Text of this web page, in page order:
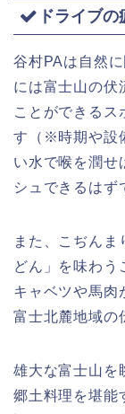
ドライブ
谷村PAは自然
には富士山の伏
ことができるス
す（※時期や設
い水で喉を潤せ
シュできるはず
また、こぢんま
どん」を味わう
キャベツや馬肉
富士北麓地域の
雄大な富士山を
郷土料理を堪能